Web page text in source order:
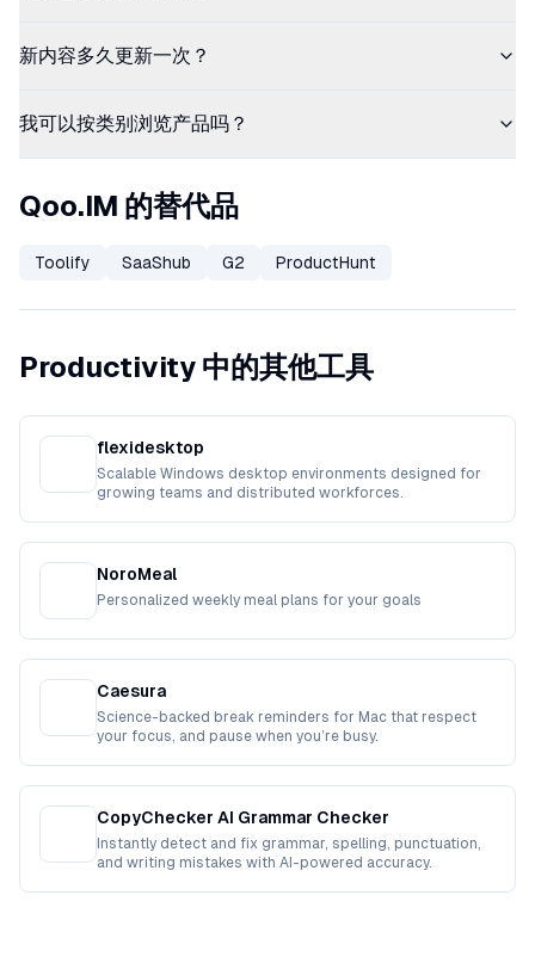
新内容多久更新一次？
我可以按类别浏览产品吗？
Qoo.IM 的替代品
Toolify SaaShub G2 ProductHunt
Productivity 中的其他工具
flexidesktop
Scalable Windows desktop environments designed for
growing teams and distributed workforces.
NoroMeal
Personalized weekly meal plans for your goals
Caesura
Science-backed break reminders for Mac that respect
your focus, and pause when you’re busy.
CopyChecker AI Grammar Checker
Instantly detect and fix grammar, spelling, punctuation,
and writing mistakes with AI-powered accuracy.